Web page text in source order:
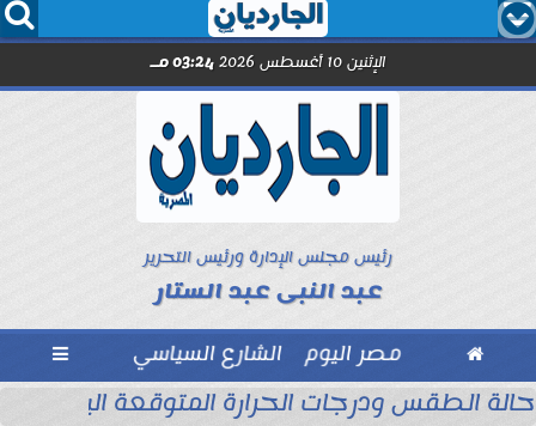
  
الإثنين 10 أغسطس 2026 03:24 مـ
رئيس مجلس الإدارة ورئيس التحرير
عبد النبى عبد الستار
 مصر اليوم الشارع السياسي 
حالة الطقس ودرجات الحرارة المتوقعة اليوم الإثنين 10 أغسطس